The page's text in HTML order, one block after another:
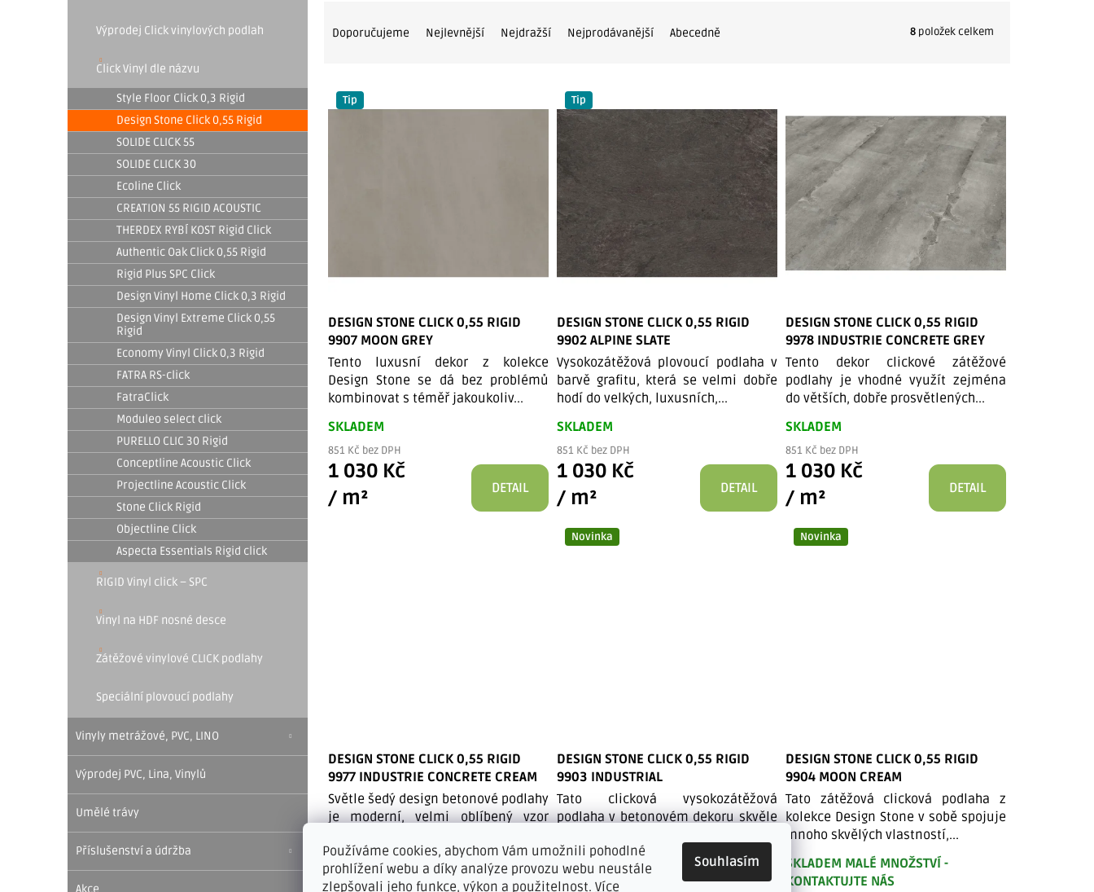
Používáme cookies, abychom Vám umožnili pohodlné
prohlížení webu a díky analýze provozu webu neustále
zlepšovali jeho funkce, výkon a použitelnost. Více
Souhlasím
Výprodej Click vinylových podlah
Click Vinyl dle názvu
Style Floor Click 0,3 Rigid
Design Stone Click 0,55 Rigid
SOLIDE CLICK 55
SOLIDE CLICK 30
Ecoline Click
CREATION 55 RIGID ACOUSTIC
THERDEX RYBÍ KOST Rigid Click
Authentic Oak Click 0,55 Rigid
Rigid Plus SPC Click
Design Vinyl Home Click 0,3 Rigid
Design Vinyl Extreme Click 0,55
Rigid
Economy Vinyl Click 0,3 Rigid
FATRA RS-click
FatraClick
Moduleo select click
PURELLO CLIC 30 Rigid
Conceptline Acoustic Click
Projectline Acoustic Click
Stone Click Rigid
Objectline Click
Aspecta Essentials Rigid click
RIGID Vinyl click – SPC
Vinyl na HDF nosné desce
Zátěžové vinylové CLICK podlahy
Speciální plovoucí podlahy
Vinyly metrážové, PVC, LINO
Výprodej PVC, Lina, Vinylů
Umělé trávy
Příslušenství a údržba
Akce
a
e
d
k
t
ů
Doporučujeme Nejlevnější Nejdražší Nejprodávanější Abecedně 8 položek celkem
V
d
u
k
t
ů
Tip
DESIGN STONE CLICK 0,55 RIGID
9907 MOON GREY
Tento luxusní dekor z kolekce
Design Stone se dá bez problémů
kombinovat s téměř jakoukoliv...
SKLADEM
851 Kč bez DPH
1 030 Kč
/ m²
DETAIL
Tip
DESIGN STONE CLICK 0,55 RIGID
9902 ALPINE SLATE
Vysokozátěžová plovoucí podlaha v
barvě grafitu, která se velmi dobře
hodí do velkých, luxusních,...
SKLADEM
851 Kč bez DPH
1 030 Kč
/ m²
DETAIL
DESIGN STONE CLICK 0,55 RIGID
9978 INDUSTRIE CONCRETE GREY
Tento dekor clickové zátěžové
podlahy je vhodné využít zejména
do větších, dobře prosvětlených...
SKLADEM
851 Kč bez DPH
1 030 Kč
/ m²
DETAIL
DESIGN STONE CLICK 0,55 RIGID
9977 INDUSTRIE CONCRETE CREAM
Světle šedý design betonové podlahy
je moderní, velmi oblíbený vzor
SKLADEM MALÉ MNOŽSTVÍ -
KONTAKTUJTE NÁS
Novinka
DESIGN STONE CLICK 0,55 RIGID
9903 INDUSTRIAL
Tato clicková vysokozátěžová
podlaha v betonovém dekoru skvěle
SKLADEM
851 Kč bez DPH
Novinka
DESIGN STONE CLICK 0,55 RIGID
9904 MOON CREAM
Tato zátěžová clicková podlaha z
kolekce Design Stone v sobě spojuje
mnoho skvělých vlastností,...
SKLADEM MALÉ MNOŽSTVÍ -
KONTAKTUJTE NÁS